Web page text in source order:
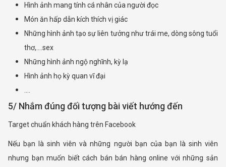
Hình ảnh mang tính cá nhân của người đọc
Món ăn hấp dẫn kích thích vị giác
Những hình ảnh tạo sự liên tưởng như trái me, dòng sông tuổi
thơ,….sex
Những hình ảnh ngộ nghĩnh, kỳ lạ
Hình ảnh họ kỳ quan vĩ đại
5/ Nhắm đúng đối tượng bài viết hướng đến
Target chuẩn khách hàng trên Facebook
Nếu bạn là sinh viên và những người bạn của bạn là sinh viên
nhưng bạn muốn biết cách bán bán hàng online với những sản